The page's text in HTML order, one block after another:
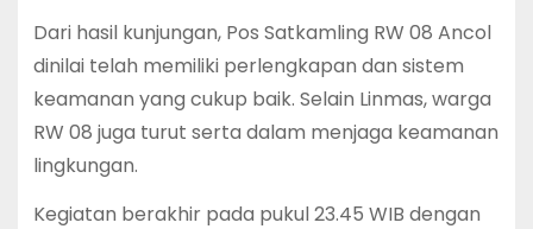
Dari hasil kunjungan, Pos Satkamling RW 08 Ancol
dinilai telah memiliki perlengkapan dan sistem
keamanan yang cukup baik. Selain Linmas, warga
RW 08 juga turut serta dalam menjaga keamanan
lingkungan.
Kegiatan berakhir pada pukul 23.45 WIB dengan